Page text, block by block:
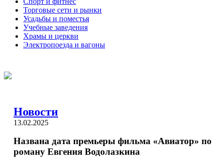
Торговые сети и рынки
Усадьбы и поместья
Учебные заведения
Храмы и церкви
Электропоезда и вагоны
Новости
13.02.2025
Названа дата премьеры фильма «Авиатор» по
роману Евгения Водолазкина